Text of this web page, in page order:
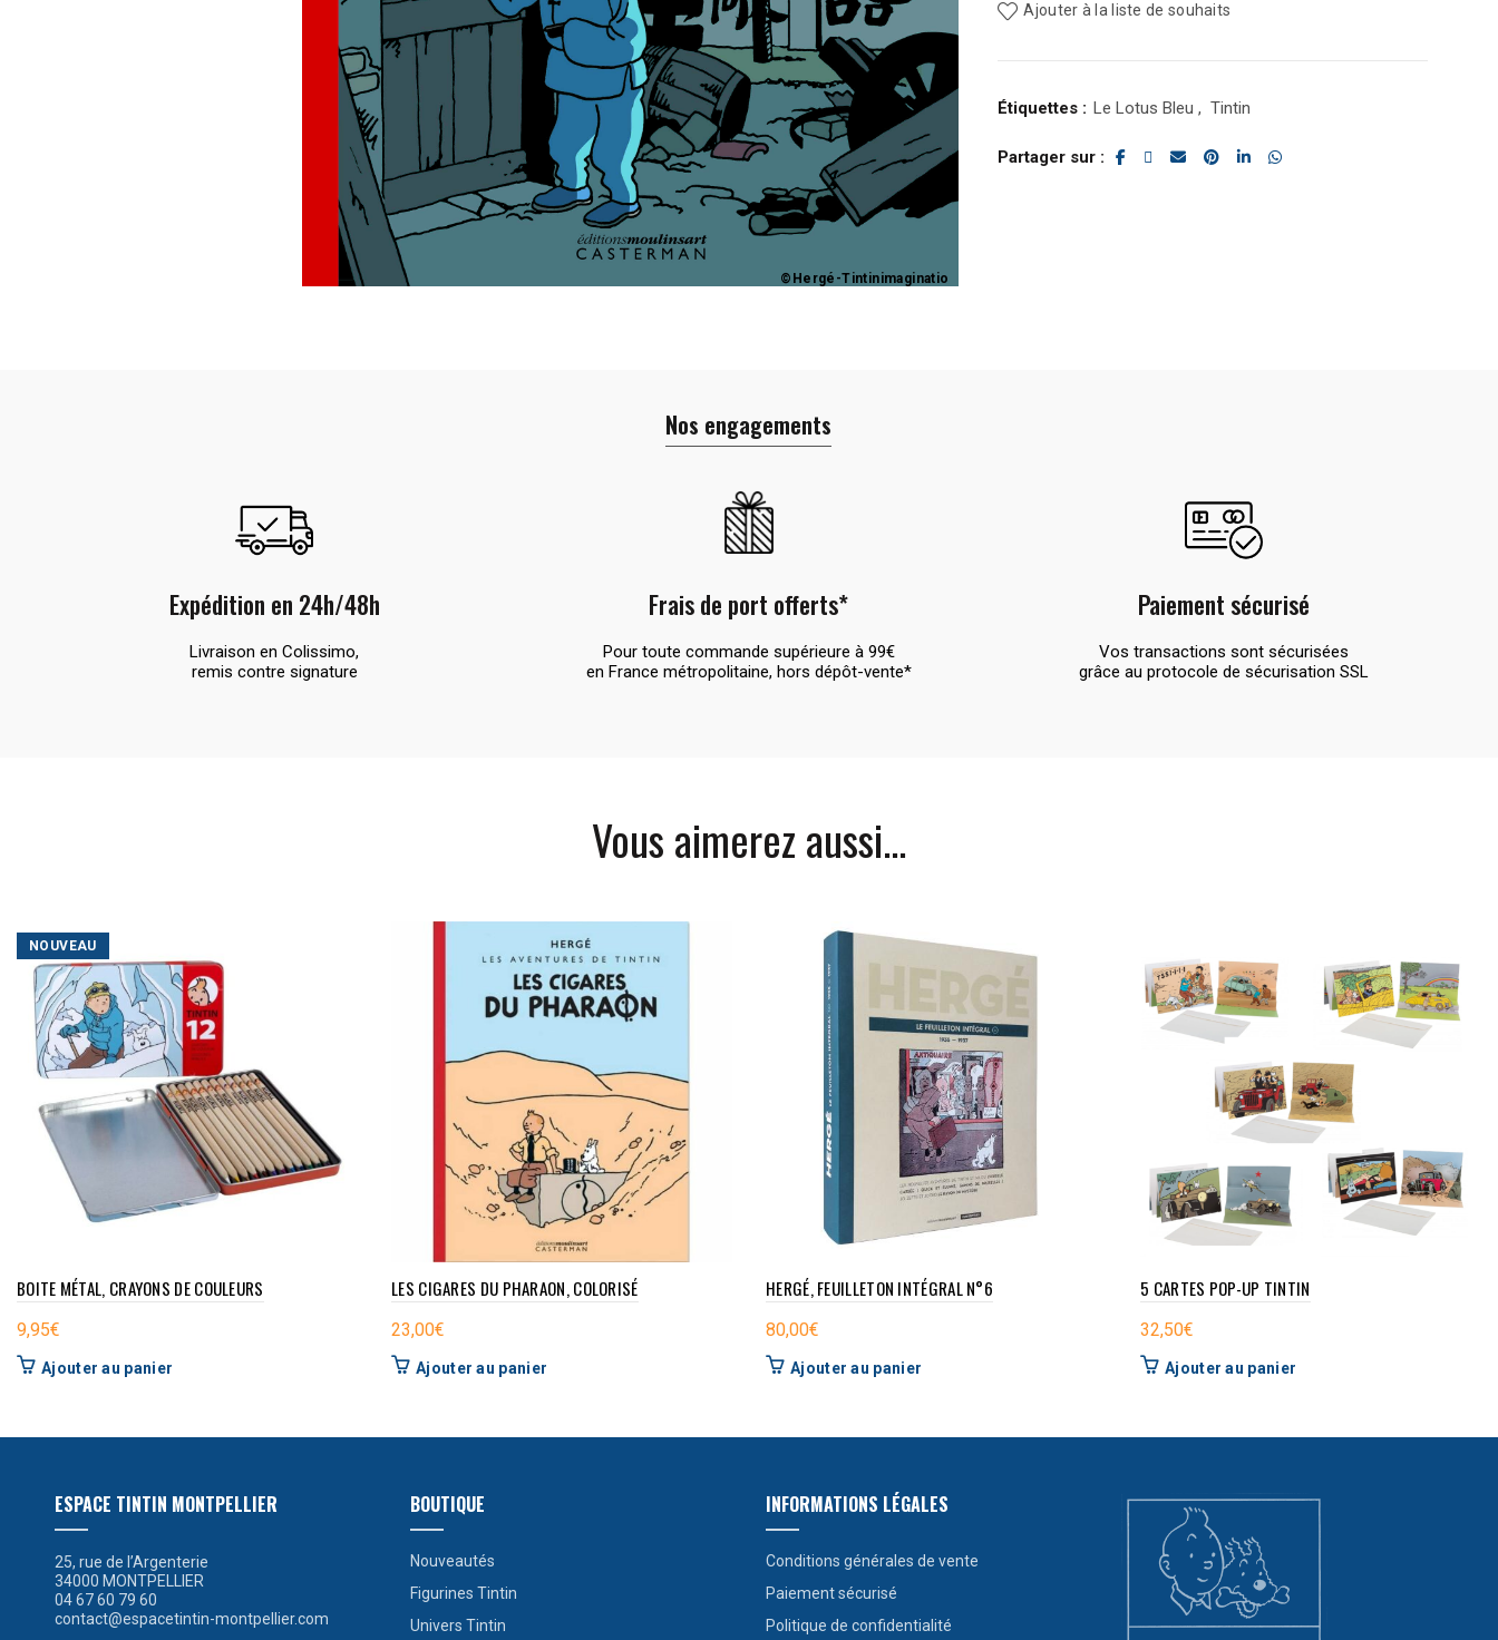
©Hergé-Tintinimaginatio
Ajouter à la liste de souhaits
Étiquettes : Le Lotus Bleu , Tintin
Partager sur
Nos engagements
Expédition en 24h/48h
Livraison en Colissimo,
remis contre signature
Frais de port offerts*
Pour toute commande supérieure à 99€
en France métropolitaine, hors dépôt-vente*
Paiement sécurisé
Vos transactions sont sécurisées
grâce au protocole de sécurisation SSL
Vous aimerez aussi...
NOUVEAU
BOITE MÉTAL, CRAYONS DE COULEURS
9,95€
Ajouter au panier
LES CIGARES DU PHARAON, COLORISÉ
23,00€
Ajouter au panier
HERGÉ, FEUILLETON INTÉGRAL N°6
80,00€
Ajouter au panier
5 CARTES POP-UP TINTIN
32,50€
Ajouter au panier
ESPACE TINTIN MONTPELLIER
25, rue de l’Argenterie
34000 MONTPELLIER
04 67 60 79 60
contact@espacetintin-montpellier.com
BOUTIQUE
Nouveautés
Figurines Tintin
Univers Tintin
INFORMATIONS LÉGALES
Conditions générales de vente
Paiement sécurisé
Politique de confidentialité